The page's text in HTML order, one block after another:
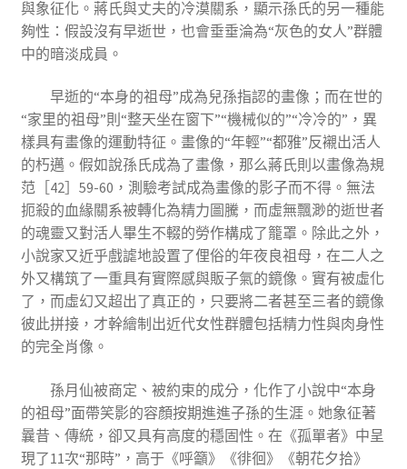
與象征化。蔣氏與丈夫的冷漠關系，顯示孫氏的另一種能
夠性：假設沒有早逝世，也會垂垂淪為“灰色的女人”群體
中的暗淡成員。
早逝的“本身的祖母”成為兒孫指認的畫像；而在世的
“家里的祖母”則“整天坐在窗下”“機械似的”“冷冷的”，異
樣具有畫像的運動特征。畫像的“年輕”“都雅”反襯出活人
的朽邁。假如說孫氏成為了畫像，那么蔣氏則以畫像為規
范［42］59-60，測驗考試成為畫像的影子而不得。無法
扼殺的血緣關系被轉化為精力圖騰，而虛無飄渺的逝世者
的魂靈又對活人畢生不輟的勞作構成了籠罩。除此之外，
小說家又近乎戲謔地設置了俚俗的年夜良祖母，在二人之
外又構筑了一重具有實際感與販子氣的鏡像。實有被虛化
了，而虛幻又超出了真正的，只要將二者甚至三者的鏡像
彼此拼接，才幹繪制出近代女性群體包括精力性與肉身性
的完全肖像。
孫月仙被商定、被約束的成分，化作了小說中“本身
的祖母”面帶笑影的容顏按期進進子孫的生涯。她象征著
曩昔、傳統，卻又具有高度的穩固性。在《孤單者》中呈
現了11次“那時”，高于《呼籲》《徘徊》《朝花夕拾》